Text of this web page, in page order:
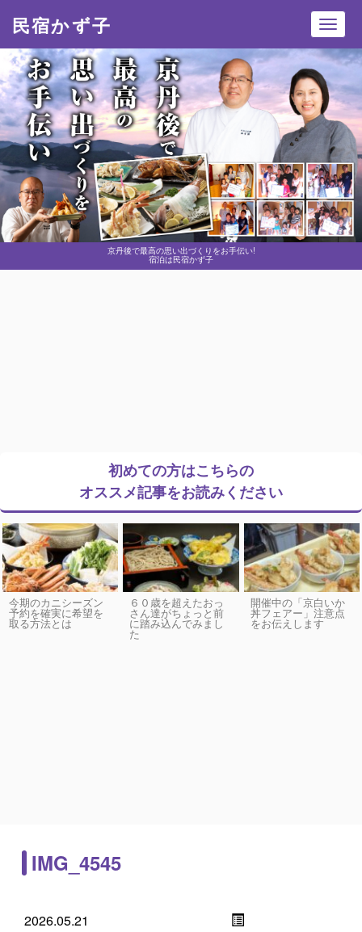
京丹後で最高の思い出づくりをお手伝い!
宿泊は民宿かず子
民宿かず子
初めての方はこちらの
オススメ記事をお読みください
今期のカニシーズン
予約を確実に希望を
取る方法とは
６０歳を超えたおっ
さん達がちょっと前
に踏み込んでみまし
た
開催中の「京白いか
丼フェアー」注意点
をお伝えします
IMG_4545
2026.05.21